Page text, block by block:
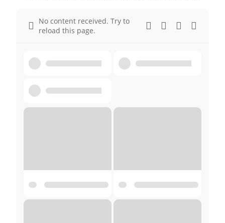
No content received. Try to
reload this page.